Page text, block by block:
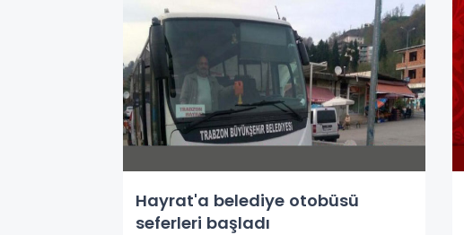
Hayrat'a belediye otobüsü
seferleri başladı